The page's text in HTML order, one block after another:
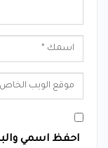
احفظ اسمي